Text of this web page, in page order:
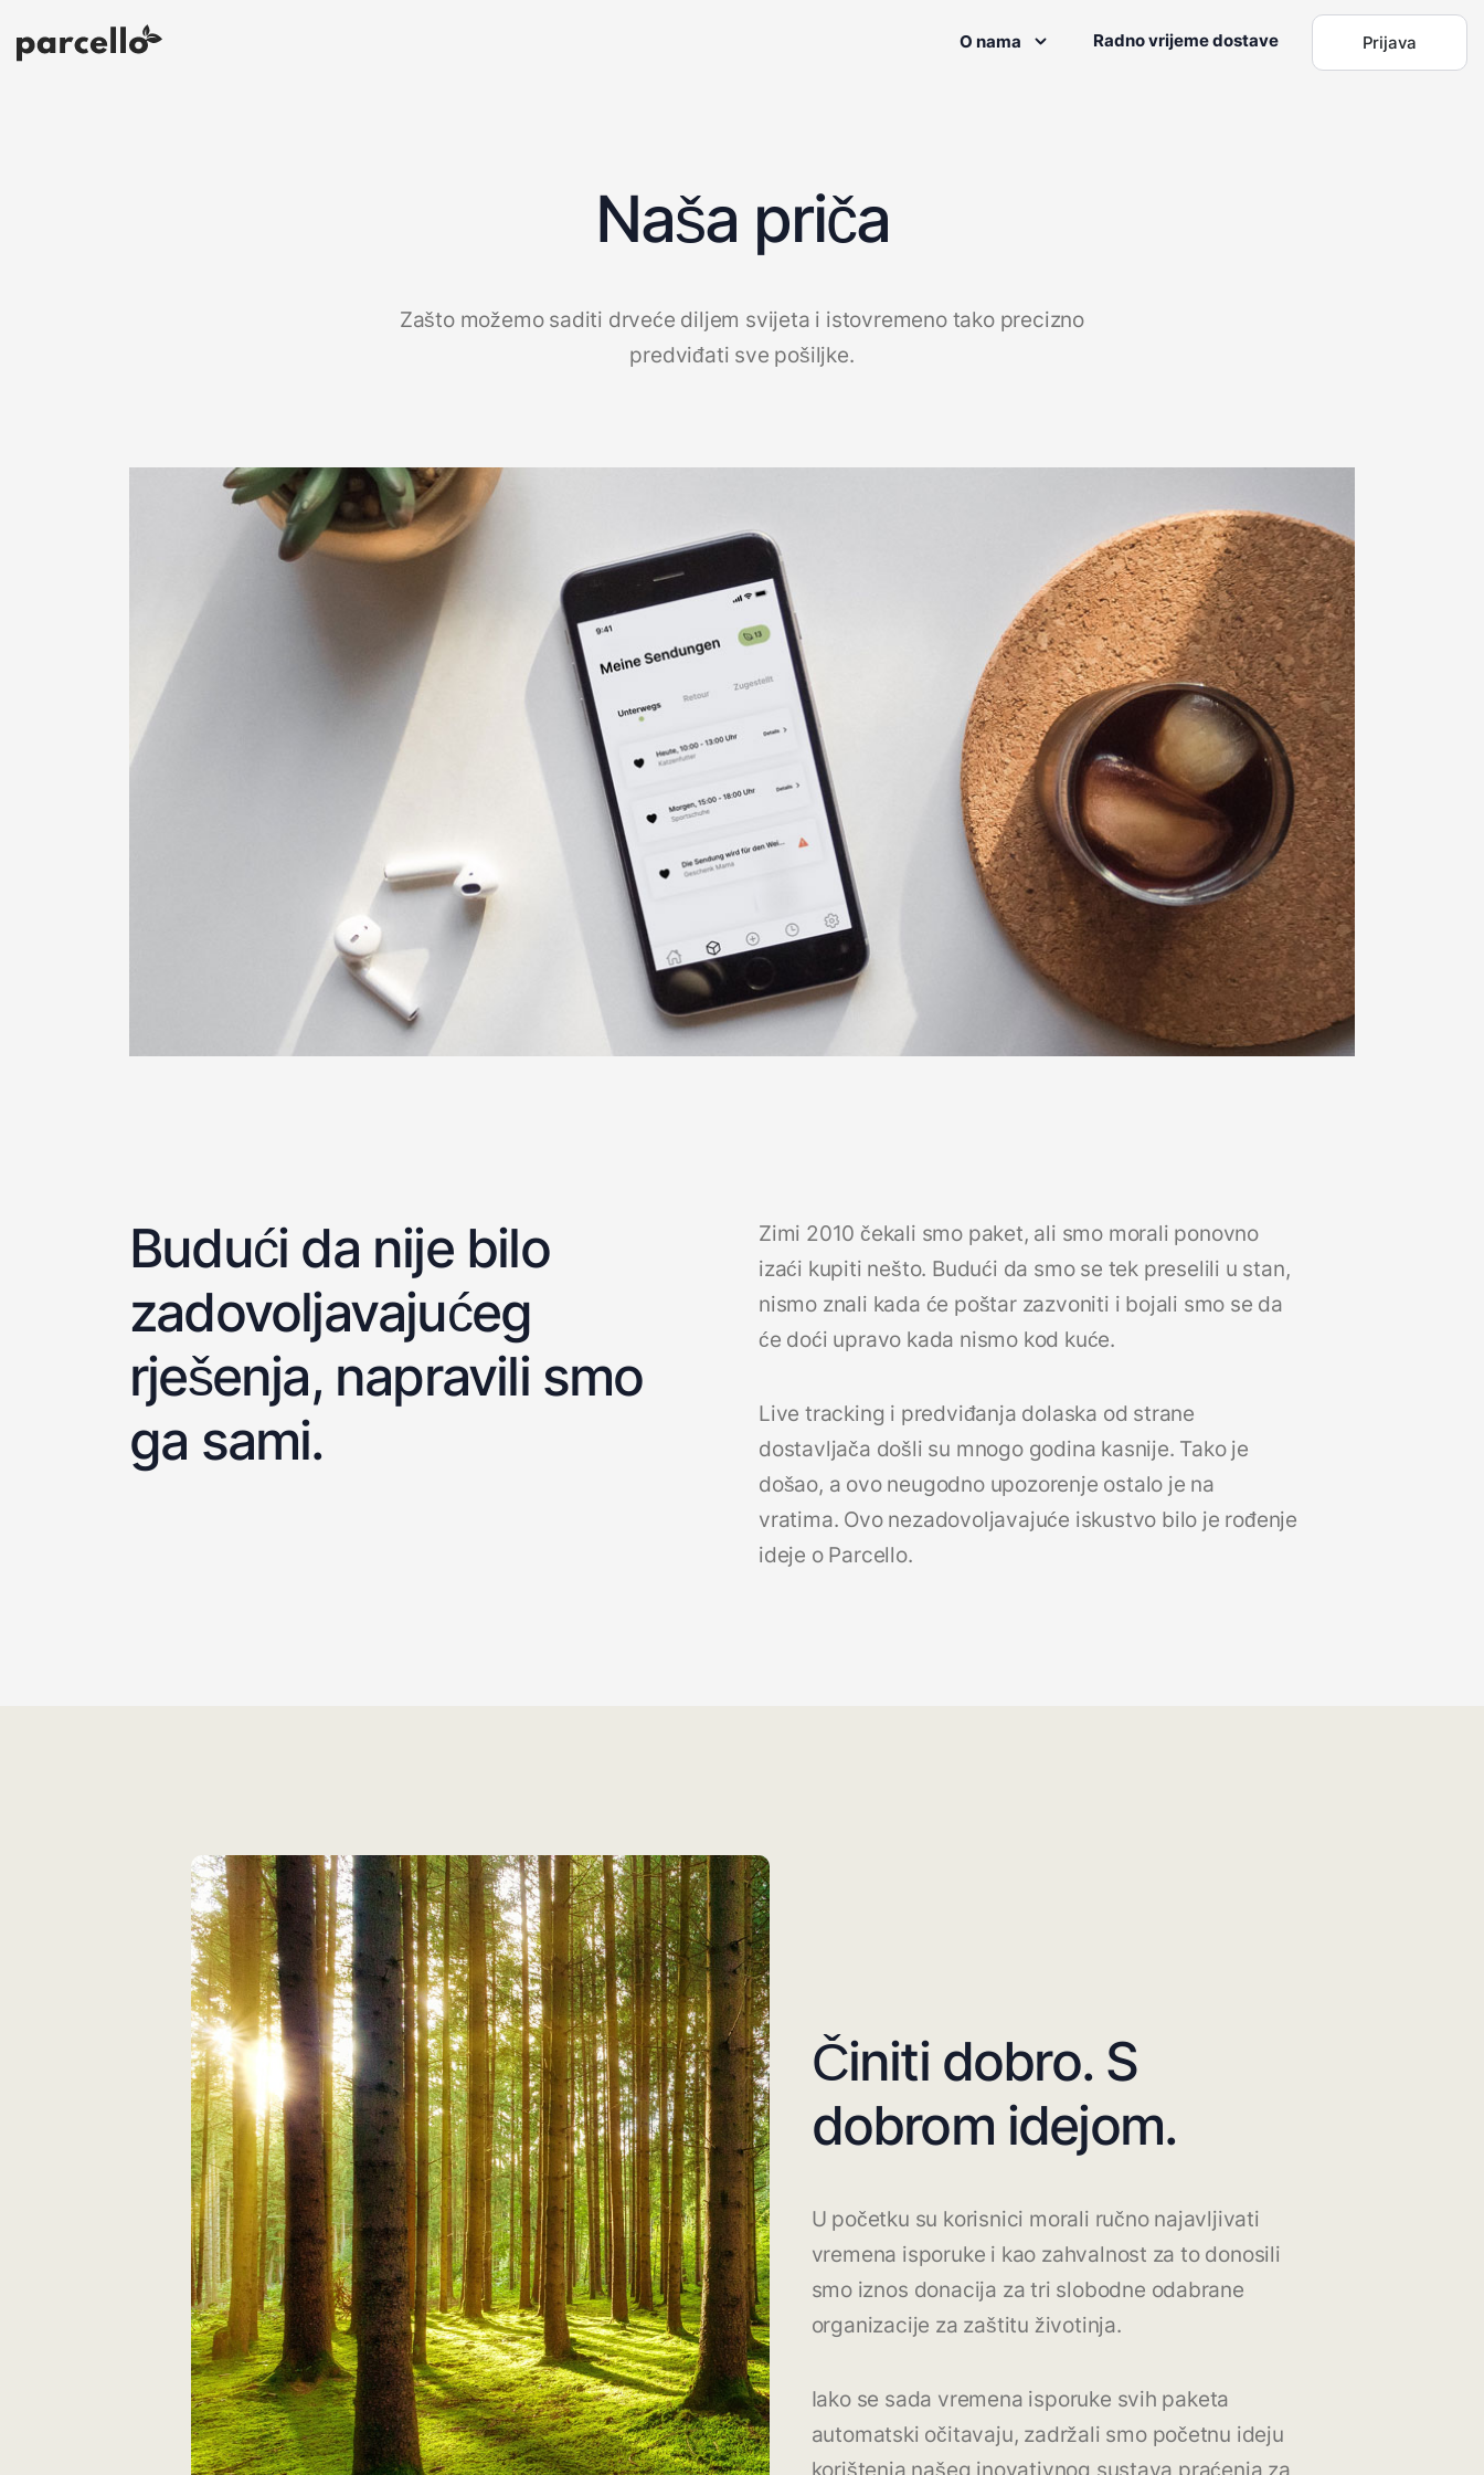
O nama Radno vrijeme dostave Prijava
Naša priča
Zašto možemo saditi drveće diljem svijeta i istovremeno tako precizno
predviđati sve pošiljke.
Budući da nije bilo
zadovoljavajućeg
rješenja, napravili smo
ga sami.
Zimi 2010 čekali smo paket, ali smo morali ponovno
izaći kupiti nešto. Budući da smo se tek preselili u stan,
nismo znali kada će poštar zazvoniti i bojali smo se da
će doći upravo kada nismo kod kuće.
Live tracking i predviđanja dolaska od strane
dostavljača došli su mnogo godina kasnije. Tako je
došao, a ovo neugodno upozorenje ostalo je na
vratima. Ovo nezadovoljavajuće iskustvo bilo je rođenje
ideje o Parcello.
Činiti dobro. S
dobrom idejom.
U početku su korisnici morali ručno najavljivati
vremena isporuke i kao zahvalnost za to donosili
smo iznos donacija za tri slobodne odabrane
organizacije za zaštitu životinja.
Iako se sada vremena isporuke svih paketa
automatski očitavaju, zadržali smo početnu ideju
korištenja našeg inovativnog sustava praćenja za